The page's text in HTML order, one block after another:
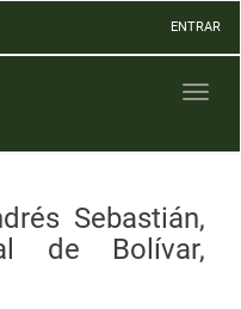
ENTRAR
Sebastián,
de Bolívar,